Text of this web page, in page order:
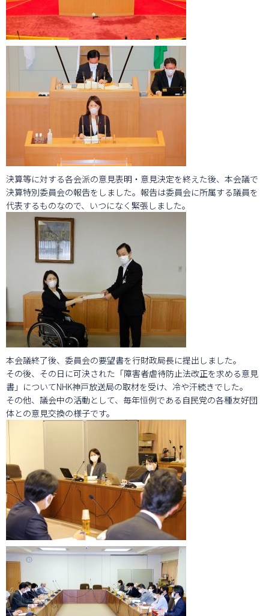
決算等に対する各会派の意見表明・意見決定を終えた後、本会議で
決算特別委員会の報告をしました。報告は委員会に所属する議員を
代表するものなので、いつになく緊張しました。
本会議終了後、委員会の要望書を行財政局長に提出しました。
その後、その日に可決された「障害者虐待防止法改正を求める意見
書」についてNHK神戸放送局の取材を受け、冷や汗続きでした。
その他、議会中の活動として、毎年恒例である自民党の各種友好団
体との意見交換の様子です。